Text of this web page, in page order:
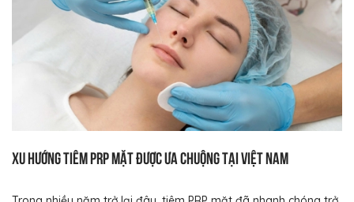
Xu hướng tiêm PRP mặt được ưa chuộng tại Việt Nam